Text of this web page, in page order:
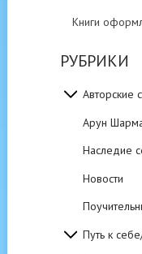
Книги
РУБРИКИ
Авторские
Арун
Наследие
Новости
Путь к